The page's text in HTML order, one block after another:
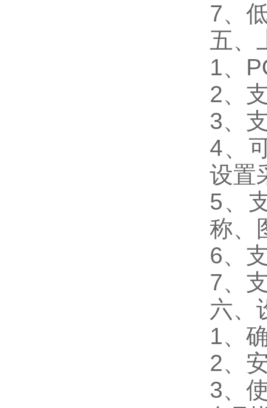
7、
五、
1、
2、
3、
4、
设置
5、
称、
6、
7、
六、
1、
2、
3、